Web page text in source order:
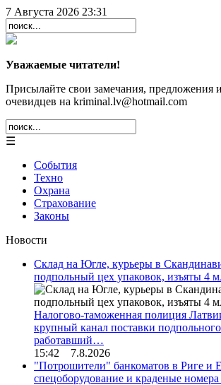
7 Августа 2026 23:31
Уважаемые читатели!
Присылайте свои замечания, предложения и
очевидцев на kriminal.lv@hotmail.com
☰
События
Техно
Охрана
Страхование
Законы
Новости
Склад на Югле, курьеры в
подпольный цех упаковок, изъяты 4
Налогово-таможенная полиция
крупный канал поставки подпольного
работавший…
15:42 7.8.2026
"Потрошители" банкоматов в Риге и
спецоборудование и краденые